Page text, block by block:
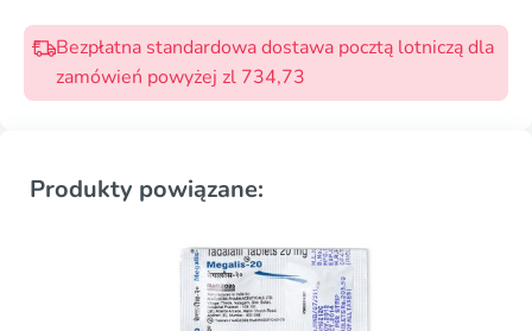
Bezpłatna standardowa dostawa pocztą lotniczą dla
zamówień powyżej zl 734,73
Produkty powiązane: